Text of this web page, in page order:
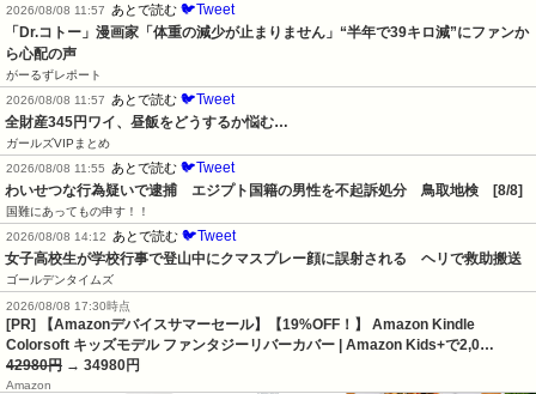
2026/08/08 11:57
あとで読む 🐦Tweet
「Dr.コトー」漫画家「体重の減少が止まりません」“半年で39キロ減”にファンか
ら心配の声
がーるずレポート
2026/08/08 11:57
あとで読む 🐦Tweet
全財産345円ワイ、昼飯をどうするか悩む…
ガールズVIPまとめ
2026/08/08 11:55
あとで読む 🐦Tweet
わいせつな行為疑いで逮捕　エジプト国籍の男性を不起訴処分　鳥取地検　[8/8]
国難にあってもの申す！！
2026/08/08 14:12
あとで読む 🐦Tweet
女子高校生が学校行事で登山中にクマスプレー顔に誤射される　ヘリで救助搬送
ゴールデンタイムズ
2026/08/08 17:30時点
[PR] 【Amazonデバイスサマーセール】【19%OFF！】 Amazon Kindle
Colorsoft キッズモデル ファンタジーリバーカバー | Amazon Kids+で2,0…
42980円 → 34980円
Amazon